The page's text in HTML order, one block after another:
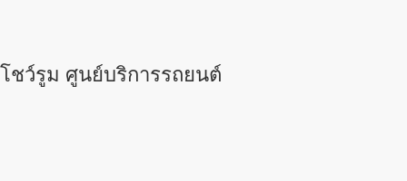
โชว์รูม ศูนย์บริการรถยนต์